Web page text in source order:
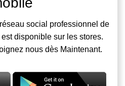
social professionnel de
disponible sur les stores.
nous dès Maintenant.